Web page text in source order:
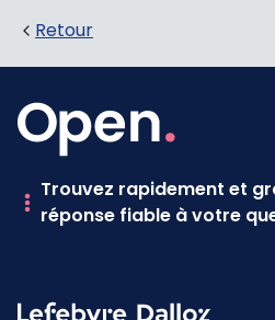
Retour
Trouvez rapidement et
réponse fiable à votre